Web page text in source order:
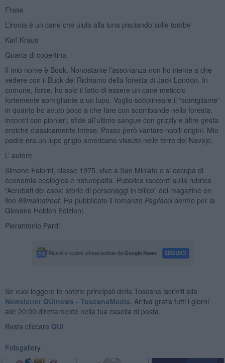
Frase
L’ironia è un cane che ulula alla luna pisciando sulle tombe
Karl Kraus
Quarta di copertina
Il mio nome è Book. Nonostante l’assonanza non ho niente a che
vedere con il Buck del Richiamo della foresta di Jack London. In
comune, forse, ho solo il fatto di essere un cane meticcio
fortemente somigliante a un lupo. Voglio sottolineare il “somigliante”
in quanto ho avuto poco a che fare con scorribande nella foresta,
incontri con pionieri, sfide all’ultimo sangue con grizzly e altre gesta
eroiche classicamente intese. Posso però vantare nobili origini. Mio
padre era un lupo grigio americano vissuto nelle terre dei Navajo.
L’ autore
Simone Falorni, classe 1975, vive a San Miniato e si occupa di
economia ecologica e naturopatia. Pubblica racconti sulla rubrica
“Acrobati del caos: storie di personaggi in bilico” del magazine on
line 89mainstreet. Ha pubblicato il romanzo Pagliacci dentro per la
Giovane Holden Edizioni.
Pierantonio Pardi
Se vuoi leggere le notizie principali della Toscana iscriviti alla
Newsletter QUInews - ToscanaMedia. Arriva gratis tutti i giorni
alle 20:00 direttamente nella tua casella di posta.
Basta cliccare QUI
Fotogallery